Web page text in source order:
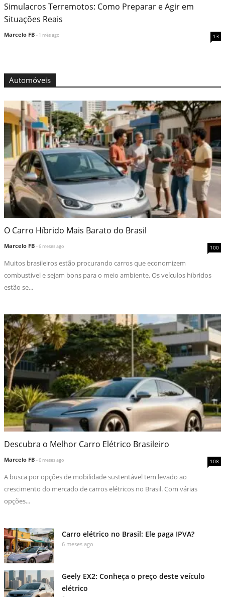
Simulacros Terremotos: Como Preparar e Agir em
Situações Reais
Marcelo FB - 1 mês ago 13
Automóveis
O Carro Híbrido Mais Barato do Brasil
Marcelo FB - 6 meses ago 100
Muitos brasileiros estão procurando carros que economizem
combustível e sejam bons para o meio ambiente. Os veículos híbridos
estão se...
Descubra o Melhor Carro Elétrico Brasileiro
Marcelo FB - 6 meses ago 108
A busca por opções de mobilidade sustentável tem levado ao
crescimento do mercado de carros elétricos no Brasil. Com várias
opções...
Carro elétrico no Brasil: Ele paga IPVA?
6 meses ago
Geely EX2: Conheça o preço deste veículo
elétrico